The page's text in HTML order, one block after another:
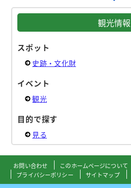
観光情報
スポット
史跡・文化財
イベント
観光
目的で探す
見る
お問い合わせ このホームページについて
プライバシーポリシー
サイトマップ